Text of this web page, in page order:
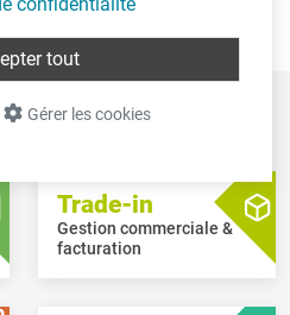
Gérer les cookies
tout
technique solide, tout en
appréciés par nos utilisateurs.
logiciels Intec
Trade-in
Gestion commerciale &
facturation